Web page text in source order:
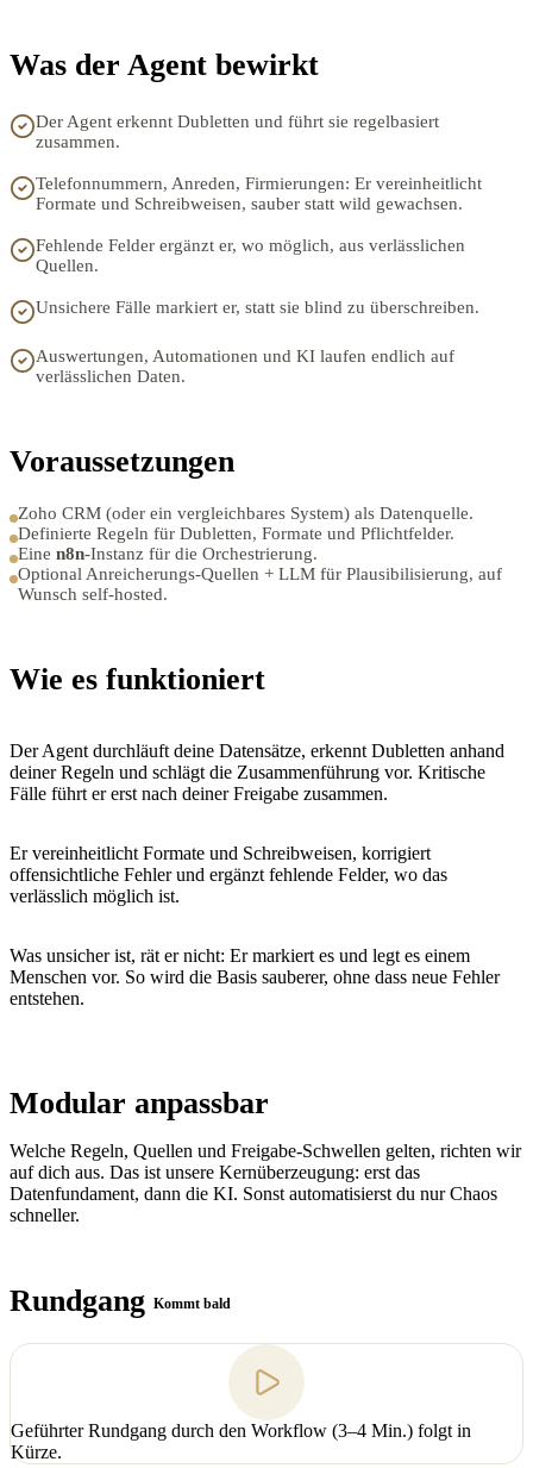
Was der Agent bewirkt
Der Agent erkennt Dubletten und führt sie regelbasiert
zusammen.
Telefonnummern, Anreden, Firmierungen: Er vereinheitlicht
Formate und Schreibweisen, sauber statt wild gewachsen.
Fehlende Felder ergänzt er, wo möglich, aus verlässlichen
Quellen.
Unsichere Fälle markiert er, statt sie blind zu überschreiben.
Auswertungen, Automationen und KI laufen endlich auf
verlässlichen Daten.
Voraussetzungen
Zoho CRM (oder ein vergleichbares System) als Datenquelle.
Definierte Regeln für Dubletten, Formate und Pflichtfelder.
Eine n8n-Instanz für die Orchestrierung.
Optional Anreicherungs-Quellen + LLM für Plausibilisierung, auf
Wunsch self-hosted.
Wie es funktioniert
Der Agent durchläuft deine Datensätze, erkennt Dubletten anhand
deiner Regeln und schlägt die Zusammenführung vor. Kritische
Fälle führt er erst nach deiner Freigabe zusammen.
Er vereinheitlicht Formate und Schreibweisen, korrigiert
offensichtliche Fehler und ergänzt fehlende Felder, wo das
verlässlich möglich ist.
Was unsicher ist, rät er nicht: Er markiert es und legt es einem
Menschen vor. So wird die Basis sauberer, ohne dass neue Fehler
entstehen.
Modular anpassbar
Welche Regeln, Quellen und Freigabe-Schwellen gelten, richten wir
auf dich aus. Das ist unsere Kernüberzeugung: erst das
Datenfundament, dann die KI. Sonst automatisierst du nur Chaos
schneller.
Rundgang Kommt bald
Geführter Rundgang durch den Workflow (3–4 Min.) folgt in
Kürze.